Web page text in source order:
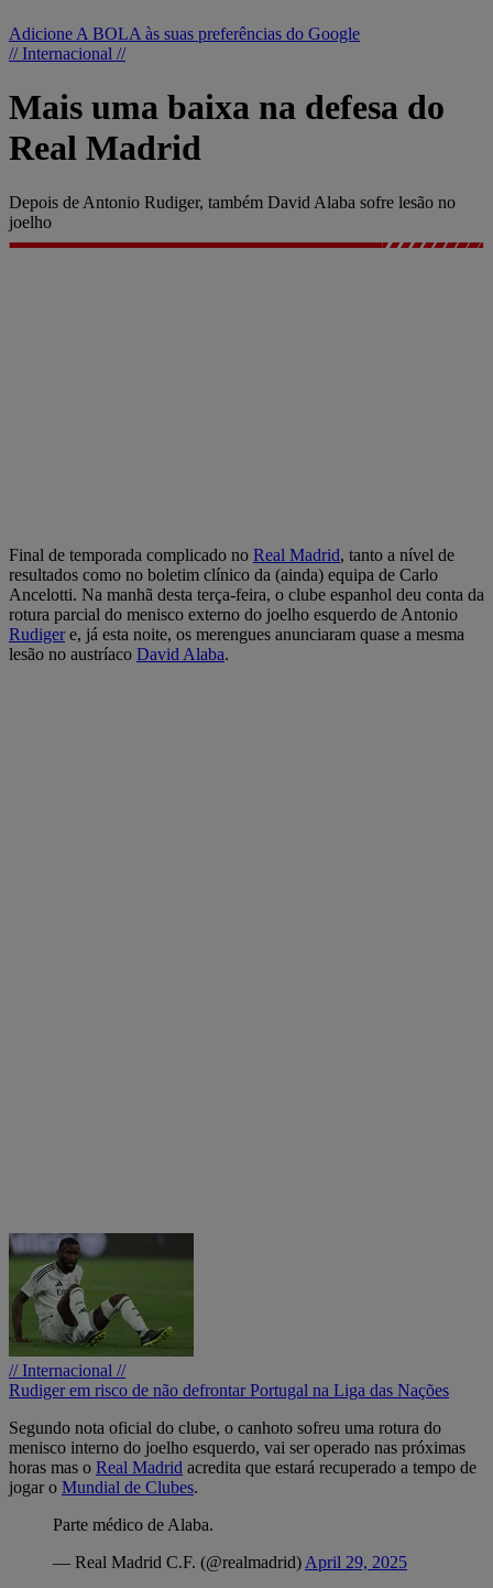
Adicione A BOLA às suas preferências do Google
// Internacional //
Mais uma baixa na defesa do
Real Madrid
Depois de Antonio Rudiger, também David Alaba sofre lesão no
joelho
Final de temporada complicado no Real Madrid, tanto a nível de
resultados como no boletim clínico da (ainda) equipa de Carlo
Ancelotti. Na manhã desta terça-feira, o clube espanhol deu conta da
rotura parcial do menisco externo do joelho esquerdo de Antonio
Rudigere, já esta noite, os merengues anunciaram quase a mesma
lesão no austríaco David Alaba.
// Internacional //
Rudiger em risco de não defrontar Portugal na Liga das Nações
Segundo nota oficial do clube, o canhoto sofreu uma rotura do
menisco interno do joelho esquerdo, vai ser operado nas próximas
horas mas o Real Madrid acredita que estará recuperado a tempo de
jogar o Mundial de Clubes.
Parte médico de Alaba.
— Real Madrid C.F. (@realmadrid) April 29, 2025